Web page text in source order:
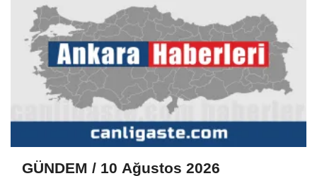
GÜNDEM / 10 Ağustos 2026